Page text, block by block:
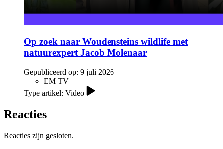
Op zoek naar Woudensteins wildlife met
natuurexpert Jacob Molenaar
Gepubliceerd op: 9 juli 2026
EM TV
Type artikel: Video
Reacties
Reacties zijn gesloten.